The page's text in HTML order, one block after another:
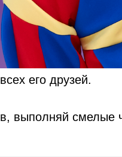
его друзей.
выполняй смелые